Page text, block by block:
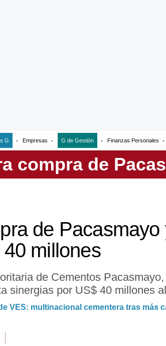
G Empresas G de Gestión Finanzas Personales
de Pacasmayo
millones
de Cementos
sinergias por US$ 40 millones
VES: multinacional cementera tras más